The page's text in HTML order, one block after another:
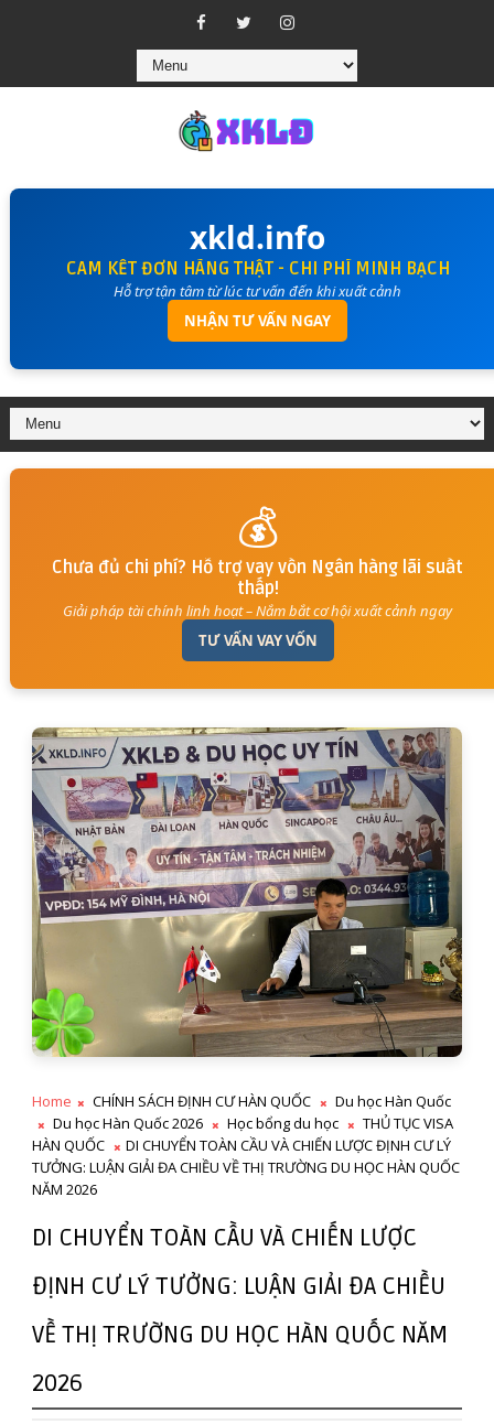
xkld.info
CAM KẾT ĐƠN HÀNG THẬT - CHI PHÍ MINH BẠCH
Hỗ trợ tận tâm từ lúc tư vấn đến khi xuất cảnh
NHẬN TƯ VẤN NGAY
💰
Chưa đủ chi phí? Hỗ trợ vay vốn Ngân hàng lãi suất
thấp!
Giải pháp tài chính linh hoạt – Nắm bắt cơ hội xuất cảnh ngay
TƯ VẤN VAY VỐN
Home CHÍNH SÁCH ĐỊNH CƯ HÀN QUỐC
Du học Hàn Quốc
Du học Hàn Quốc 2026
Học bổng du học
THỦ TỤC VISA
HÀN QUỐC
DI CHUYỂN TOÀN CẦU VÀ CHIẾN LƯỢC ĐỊNH CƯ LÝ
TƯỞNG: LUẬN GIẢI ĐA CHIỀU VỀ THỊ TRƯỜNG DU HỌC HÀN QUỐC
NĂM 2026
DI CHUYỂN TOÀN CẦU VÀ CHIẾN LƯỢC
ĐỊNH CƯ LÝ TƯỞNG: LUẬN GIẢI ĐA CHIỀU
VỀ THỊ TRƯỜNG DU HỌC HÀN QUỐC NĂM
2026